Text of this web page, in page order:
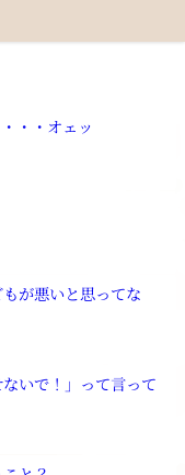
・・オェッ
が悪いと思ってな
ないで！」って言って